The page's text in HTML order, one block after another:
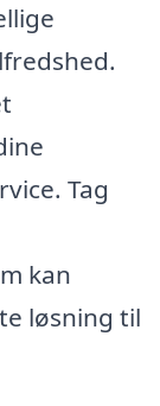
Tag
kan
løsning til